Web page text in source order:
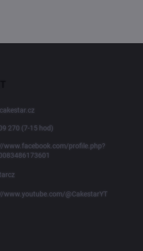
cakestar.cz
270 (7-15 hod)
www.facebook.com/profile.php?
www.youtube.com/@CakestarYT